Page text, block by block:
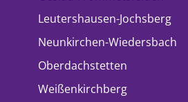
Leutershausen-Jochsberg
Neunkirchen-Wiedersbach
Oberdachstetten
Weißenkirchberg